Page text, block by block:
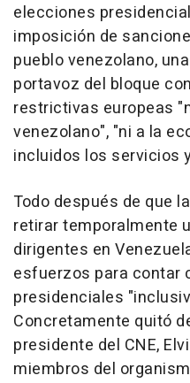
elecciones
imposición de
pueblo venezolano,
portavoz del bloque
restrictivas europeas
venezolano", "ni a la
incluidos los servicios
Todo después de que
retirar temporalmente
dirigentes en
esfuerzos para contar
presidenciales
Concretamente quitó
presidente del CNE,
miembros del